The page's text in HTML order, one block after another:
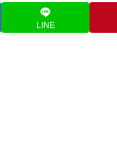
LINE